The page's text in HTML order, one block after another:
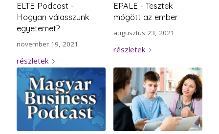
ELTE Podcast -
Hogyan válasszunk
egyetemet?
november 19, 2021
részletek
EPALE - Tesztek
mögött az ember
augusztus 23, 2021
részletek